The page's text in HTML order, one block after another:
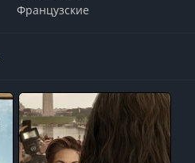
Французские